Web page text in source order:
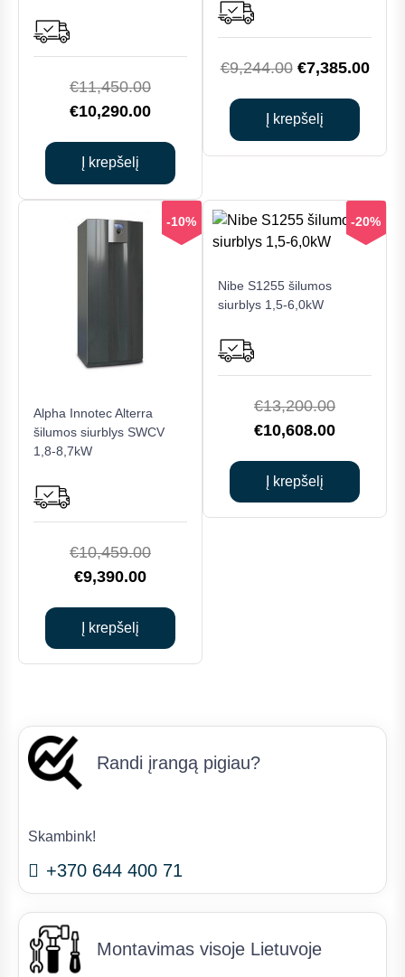
€11,450.00Original
price
€11,450.00.
€10,290.00Current
€10,290.00.
Į krepšelį
€9,244.00 Original
was:
€9,244.00.
€7,385.00
Į krepšelį
-10%
Alpha Innotec Alterra
šilumos siurblys SWCV
1,8-8,7kW
€10,459.00Original
€9,390.00Current
€9,390.00.
Į krepšelį
-20%
Nibe S1255 šilumos
siurblys 1,5-6,0kW
€13,200.00Original
price
€10,608.00Current
Į krepšelį
Randi įrangą pigiau?
Skambink!
+370 644 400 71
Montavimas visoje Lietuvoje